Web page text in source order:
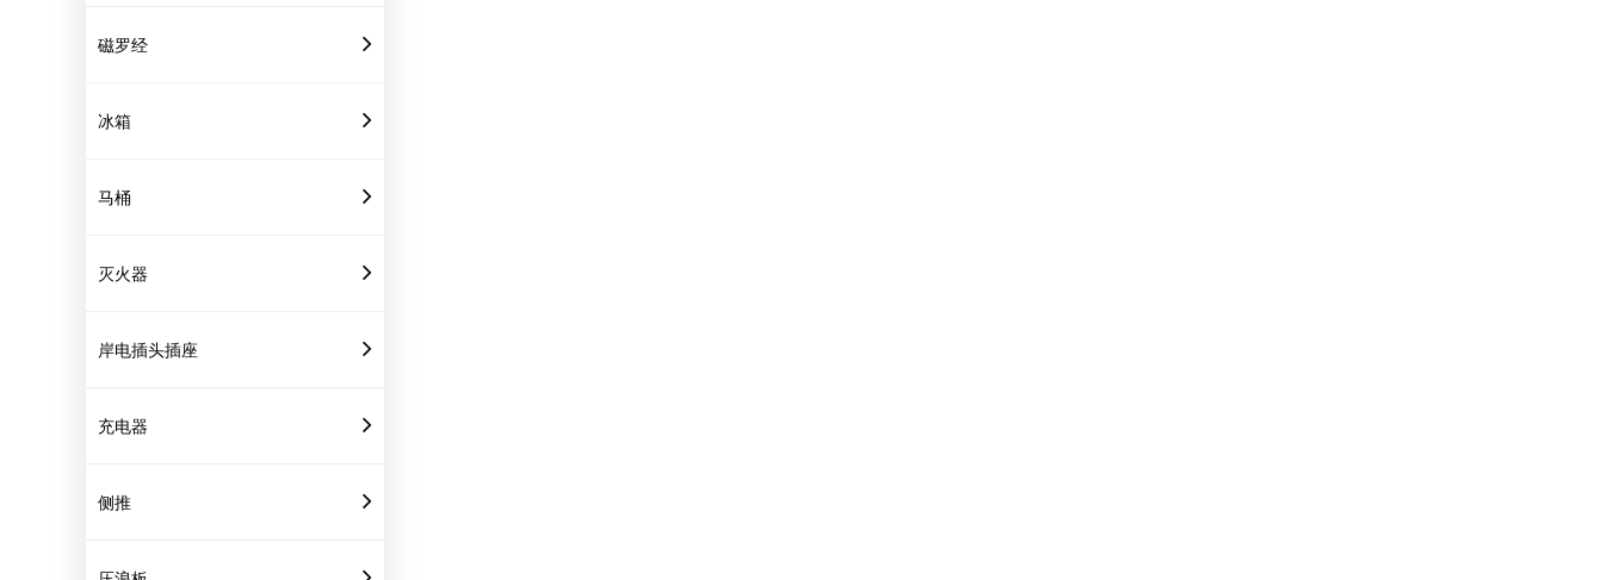
磁罗经
冰箱
马桶
灭火器
岸电插头插座
充电器
侧推